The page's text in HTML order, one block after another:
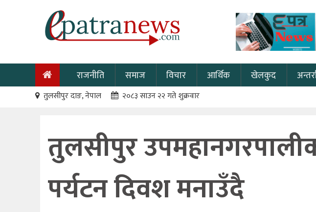
राजनीति समाज विचार आर्थिक खेलकुद
तुलसीपुर दाङ, नेपाल २०८३ साउन २२ गते शुक्रवार
तुलसीपुर
पर्यटन दिवश मनाउँदै